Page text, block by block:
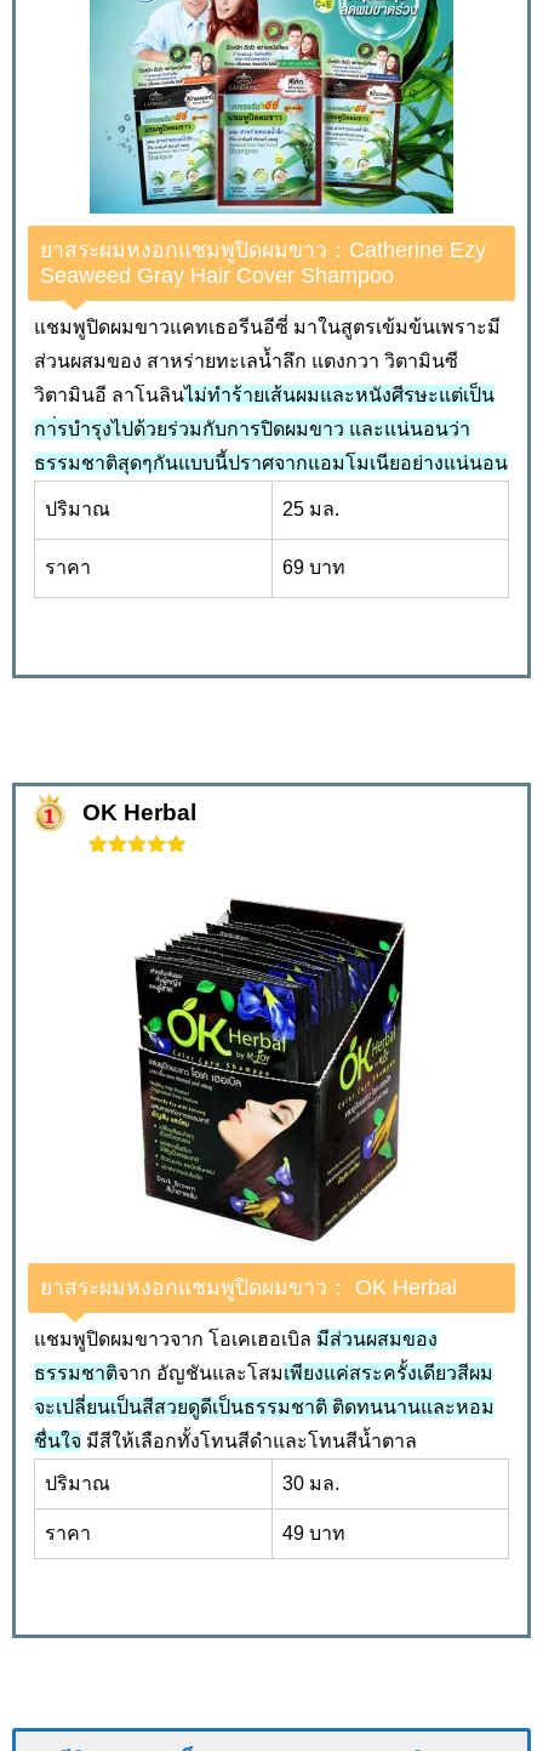
ยาสระผมหงอกแชมพูปิดผมขาว：Catherine Ezy
Seaweed Gray Hair Cover Shampoo
แชมพูปิดผมขาวแคทเธอรีนอีซี่ มาในสูตรเข้มข้นเพราะมี
ส่วนผสมของ สาหร่ายทะเลน้ำลึก แตงกวา วิตามินซี
วิตามินอี ลาโนลินไม่ทำร้ายเส้นผมและหนังศีรษะแต่เป็น
กา่รบำรุงไปด้วยร่วมกับการปิดผมขาว และแน่นอนว่า
ธรรมชาติสุดๆกันแบบนี้ปราศจากแอมโมเนียอย่างแน่นอน
ปริมาณ 25 มล.
ราคา 69 บาท
OK Herbal
ยาสระผมหงอกแชมพูปิดผมขาว： OK Herbal
แชมพูปิดผมขาวจาก โอเคเฮอเบิล มีส่วนผสมของ
ธรรมชาติจาก อัญชันและโสมเพียงแค่สระครั้งเดียวสีผม
จะเปลี่ยนเป็นสีสวยดูดีเป็นธรรมชาติ ติดทนนานและหอม
ชื่นใจ มีสีให้เลือกทั้งโทนสีดำและโทนสีน้ำตาล
ปริมาณ 30 มล.
ราคา 49 บาท